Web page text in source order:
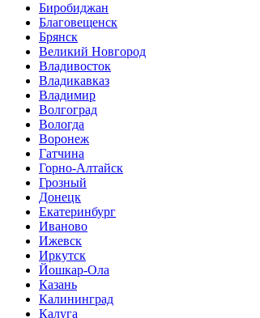
Биробиджан
Благовещенск
Брянск
Великий Новгород
Владивосток
Владикавказ
Владимир
Волгоград
Вологда
Воронеж
Гатчина
Горно-Алтайск
Грозный
Донецк
Екатеринбург
Иваново
Ижевск
Иркутск
Йошкар-Ола
Казань
Калининград
Калуга